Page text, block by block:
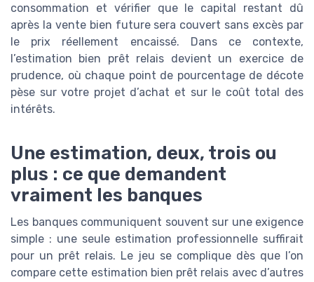
consommation et vérifier que le capital restant dû
après la vente bien future sera couvert sans excès par
le prix réellement encaissé. Dans ce contexte,
l’estimation bien prêt relais devient un exercice de
prudence, où chaque point de pourcentage de décote
pèse sur votre projet d’achat et sur le coût total des
intérêts.
Une estimation, deux, trois ou
plus : ce que demandent
vraiment les banques
Les banques communiquent souvent sur une exigence
simple : une seule estimation professionnelle suffirait
pour un prêt relais. Le jeu se complique dès que l’on
compare cette estimation bien prêt relais avec d’autres